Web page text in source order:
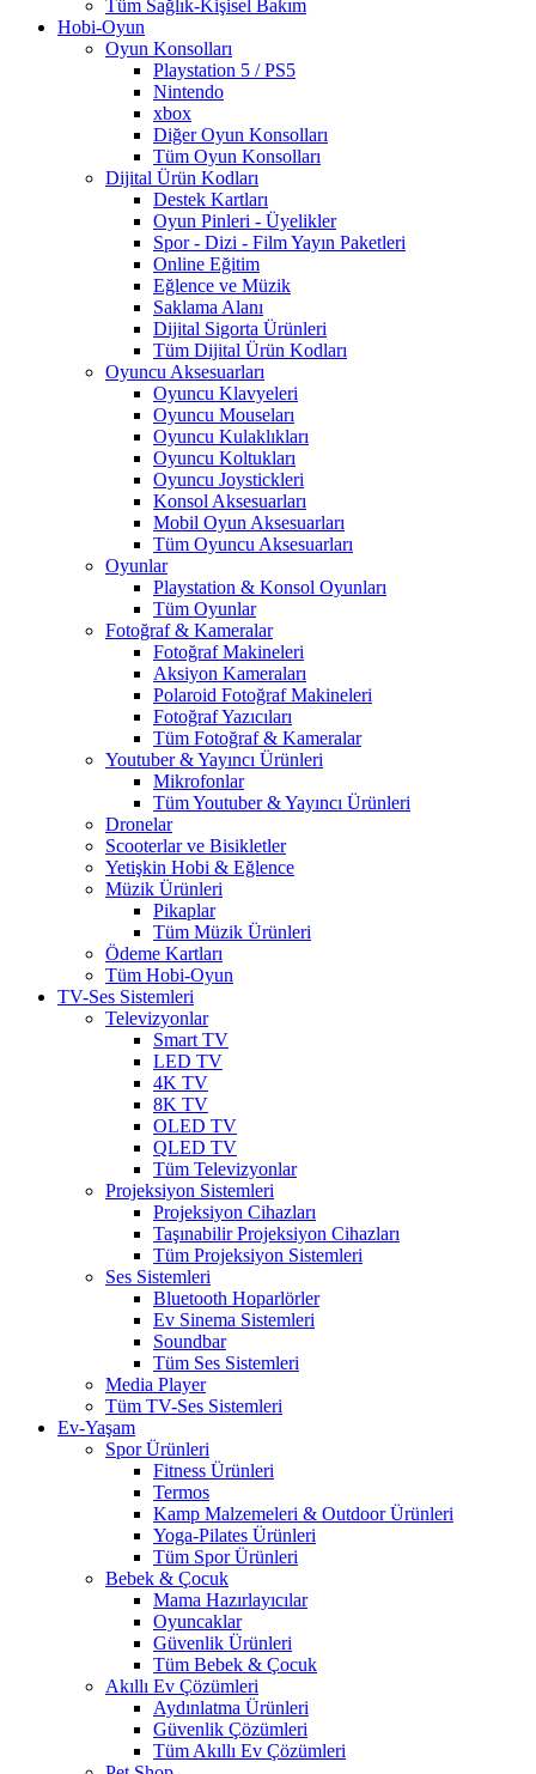
Tüm Sağlık-Kişisel Bakım
Hobi-Oyun
Oyun Konsolları
Playstation 5 / PS5
Nintendo
xbox
Diğer Oyun Konsolları
Tüm Oyun Konsolları
Dijital Ürün Kodları
Destek Kartları
Oyun Pinleri - Üyelikler
Spor - Dizi - Film Yayın Paketleri
Online Eğitim
Eğlence ve Müzik
Saklama Alanı
Dijital Sigorta Ürünleri
Tüm Dijital Ürün Kodları
Oyuncu Aksesuarları
Oyuncu Klavyeleri
Oyuncu Mouseları
Oyuncu Kulaklıkları
Oyuncu Koltukları
Oyuncu Joystickleri
Konsol Aksesuarları
Mobil Oyun Aksesuarları
Tüm Oyuncu Aksesuarları
Oyunlar
Playstation & Konsol Oyunları
Tüm Oyunlar
Fotoğraf & Kameralar
Fotoğraf Makineleri
Aksiyon Kameraları
Polaroid Fotoğraf Makineleri
Fotoğraf Yazıcıları
Tüm Fotoğraf & Kameralar
Youtuber & Yayıncı Ürünleri
Mikrofonlar
Tüm Youtuber & Yayıncı Ürünleri
Dronelar
Scooterlar ve Bisikletler
Yetişkin Hobi & Eğlence
Müzik Ürünleri
Pikaplar
Tüm Müzik Ürünleri
Ödeme Kartları
Tüm Hobi-Oyun
TV-Ses Sistemleri
Televizyonlar
Smart TV
LED TV
4K TV
8K TV
OLED TV
QLED TV
Tüm Televizyonlar
Projeksiyon Sistemleri
Projeksiyon Cihazları
Taşınabilir Projeksiyon Cihazları
Tüm Projeksiyon Sistemleri
Ses Sistemleri
Bluetooth Hoparlörler
Ev Sinema Sistemleri
Soundbar
Tüm Ses Sistemleri
Media Player
Tüm TV-Ses Sistemleri
Ev-Yaşam
Spor Ürünleri
Fitness Ürünleri
Termos
Kamp Malzemeleri & Outdoor Ürünleri
Yoga-Pilates Ürünleri
Tüm Spor Ürünleri
Bebek & Çocuk
Mama Hazırlayıcılar
Oyuncaklar
Güvenlik Ürünleri
Tüm Bebek & Çocuk
Akıllı Ev Çözümleri
Aydınlatma Ürünleri
Güvenlik Çözümleri
Tüm Akıllı Ev Çözümleri